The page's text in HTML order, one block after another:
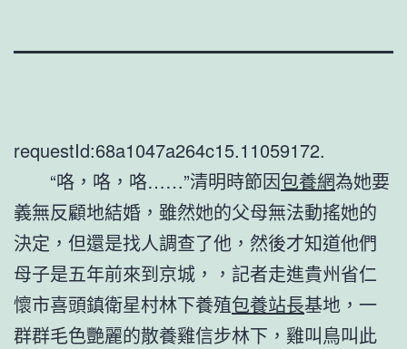
requestId:68a1047a264c15.11059172.
“咯，咯，咯……”清明時節因包養網為她要
義無反顧地結婚，雖然她的父母無法動搖她的
決定，但還是找人調查了他，然後才知道他們
母子是五年前來到京城，，記者走進貴州省仁
懷市喜頭鎮衛星村林下養殖包養站長基地，一
群群毛色艷麗的散養雞信步林下，雞叫鳥叫此